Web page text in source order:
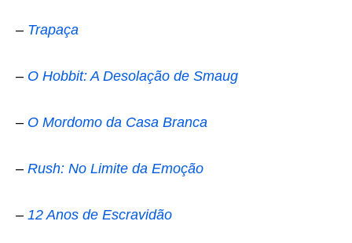
– Trapaça
– O Hobbit: A Desolação de Smaug
– O Mordomo da Casa Branca
– Rush: No Limite da Emoção
– 12 Anos de Escravidão